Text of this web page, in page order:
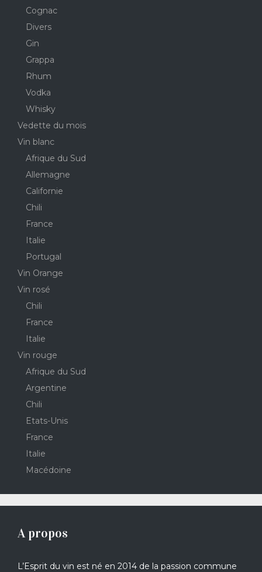
Cognac
Divers
Gin
Grappa
Rhum
Vodka
Whisky
Vedette du mois
Vin blanc
Afrique du Sud
Allemagne
Californie
Chili
France
Italie
Portugal
Vin Orange
Vin rosé
Chili
France
Italie
Vin rouge
Afrique du Sud
Argentine
Chili
Etats-Unis
France
Italie
Macédoine
A propos
L’Esprit du vin est né en 2014 de la passion commune